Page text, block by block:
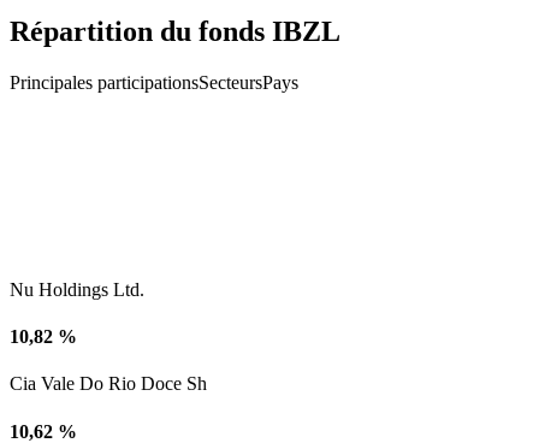
Répartition du fonds IBZL
Principales participationsSecteursPays
Nu Holdings Ltd.
10,82 %
Cia Vale Do Rio Doce Sh
10,62 %